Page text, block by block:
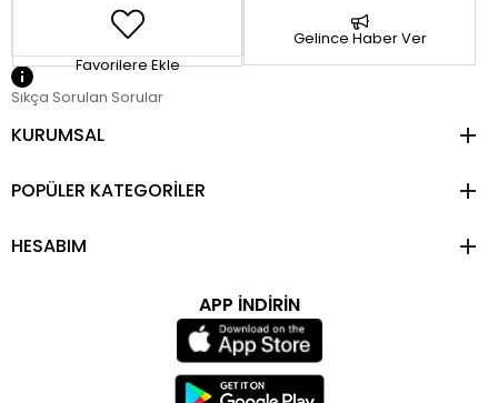
Favorilere Ekle
Gelince Haber Ver
Sıkça Sorulan Sorular
KURUMSAL
POPÜLER KATEGORİLER
HESABIM
APP İNDİRİN